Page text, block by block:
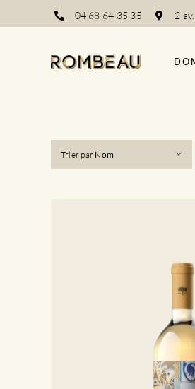
au
04 68 64 35 35 2
Trier par Nom